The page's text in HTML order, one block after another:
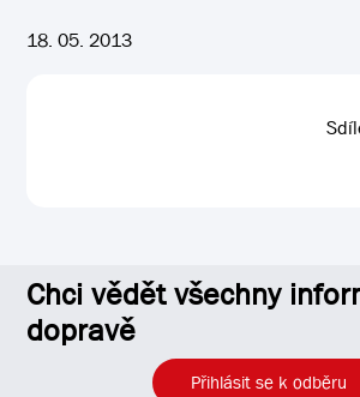
18. 05. 2013
Chci vědět všechny
dopravě
Přihlásit se k odběru